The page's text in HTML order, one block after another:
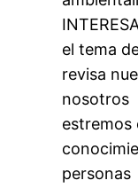
el tema
revisa
nosotros
estremos
personas